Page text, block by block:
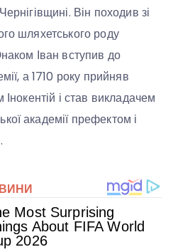
Він походив зі
шляхетського роду
Іван вступив до
а 1710 року прийняв
і став викладачем
академії префектом і